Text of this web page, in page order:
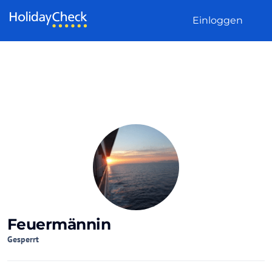
Einloggen
Feuermännin
Gesperrt